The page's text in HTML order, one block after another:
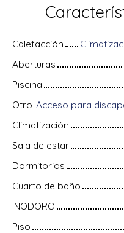
Calefacción
Aberturas
Piscina
Otro
Climatización
Sala de estar
Dormitorios
Cuarto de baño
INODORO
Piso